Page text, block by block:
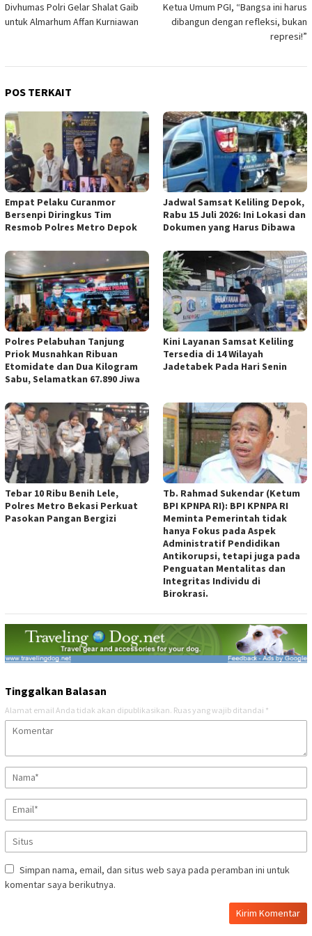
pos
Divhumas Polri Gelar Shalat Gaib
untuk Almarhum Affan Kurniawan
Ketua Umum PGI, “Bangsa ini harus
dibangun dengan refleksi, bukan
represi!”
POS TERKAIT
Empat Pelaku Curanmor
Bersenpi Diringkus Tim
Resmob Polres Metro Depok
Jadwal Samsat Keliling Depok,
Rabu 15 Juli 2026: Ini Lokasi dan
Dokumen yang Harus Dibawa
Polres Pelabuhan Tanjung
Priok Musnahkan Ribuan
Etomidate dan Dua Kilogram
Sabu, Selamatkan 67.890 Jiwa
Kini Layanan Samsat Keliling
Tersedia di 14 Wilayah
Jadetabek Pada Hari Senin
Tebar 10 Ribu Benih Lele,
Polres Metro Bekasi Perkuat
Pasokan Pangan Bergizi
Tb. Rahmad Sukendar (Ketum
BPI KPNPA RI): BPI KPNPA RI
Meminta Pemerintah tidak
hanya Fokus pada Aspek
Administratif Pendidikan
Antikorupsi, tetapi juga pada
Penguatan Mentalitas dan
Integritas Individu di
Birokrasi.
Tinggalkan Balasan
Alamat email Anda tidak akan dipublikasikan. Ruas yang wajib ditandai *
Simpan nama, email, dan situs web saya pada peramban ini untuk
komentar saya berikutnya.